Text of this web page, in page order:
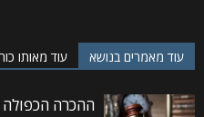
עוד מאמרים בנושא עוד מאותו
ההכרה הכפולה